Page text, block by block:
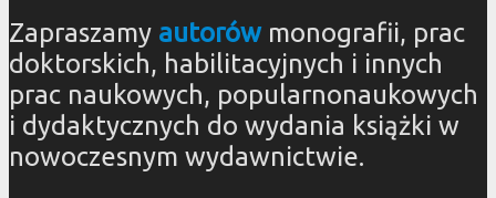
Zapraszamy autorówmonografii, prac
doktorskich, habilitacyjnych i innych
prac naukowych, popularnonaukowych
i dydaktycznych do wydania książki w
nowoczesnym wydawnictwie.